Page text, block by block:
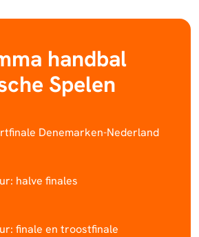
handbal
Spelen
Denemarken-Nederland
halve finales
finale en troostfinale